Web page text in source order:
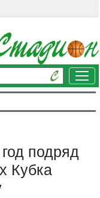
подряд
Кубка